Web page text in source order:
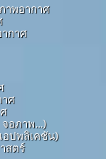
าพอากาศ
กาศ
ศ
อภาพ…)
อปพลิเคชัน)
สตร์